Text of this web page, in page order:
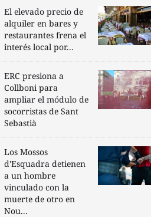
El elevado precio de
alquiler en bares y
restaurantes frena el
interés local por...
ERC presiona a
Collboni para
ampliar el módulo de
socorristas de Sant
Sebastià
Los Mossos
d'Esquadra detienen
a un hombre
vinculado con la
muerte de otro en
Nou...